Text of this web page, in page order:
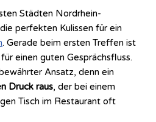
Städten Nordrhein-
perfekten Kulissen für ein
. Gerade beim ersten Treffen ist
einen guten Gesprächsfluss.
Ansatz, denn ein
Druck raus, der bei einem
Tisch im Restaurant oft